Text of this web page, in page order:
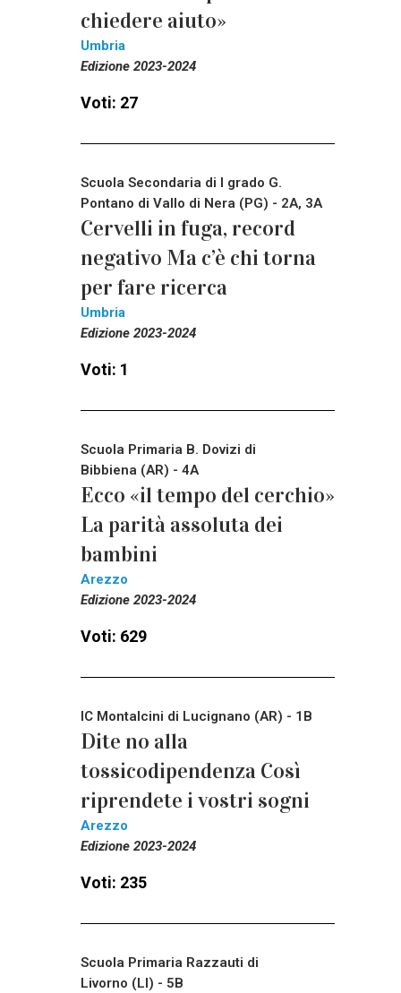
chiedere aiuto»
Umbria
Edizione 2023-2024
Voti: 27
Scuola Secondaria di I grado G.
Pontano di Vallo di Nera (PG) - 2A, 3A
Cervelli in fuga, record
negativo Ma c’è chi torna
per fare ricerca
Umbria
Edizione 2023-2024
Voti: 1
Scuola Primaria B. Dovizi di
Bibbiena (AR) - 4A
Ecco «il tempo del cerchio»
La parità assoluta dei
bambini
Arezzo
Edizione 2023-2024
Voti: 629
IC Montalcini di Lucignano (AR) - 1B
Dite no alla
tossicodipendenza Così
riprendete i vostri sogni
Arezzo
Edizione 2023-2024
Voti: 235
Scuola Primaria Razzauti di
Livorno (LI) - 5B